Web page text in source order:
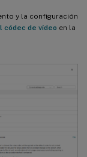
y la configuración
códec de vídeo en la